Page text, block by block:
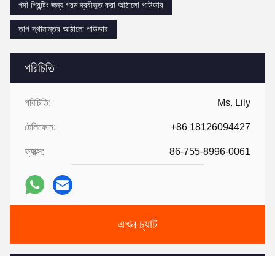
পরিচিতি
পরিচিতি: Ms. Lily
টেলিফোন: +86 18126094427
ফ্যাক্স: 86-755-8996-0061
এখন চ্যাট
পর্দা প্রিন্টিং জন্য গরম দ্রবীভূত করা আঠালো পাউডার
তাপ স্থানান্তর আঠালো পাউডার